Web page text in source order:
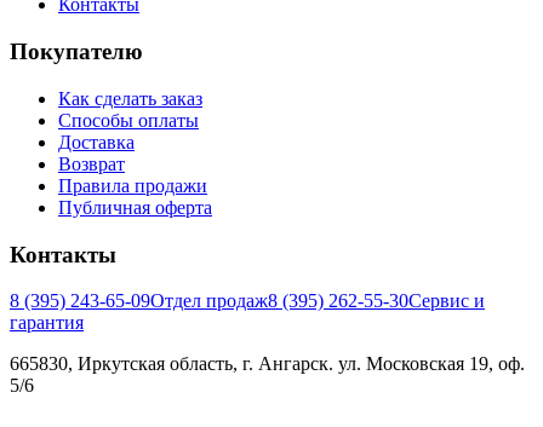
Контакты
Покупателю
Как сделать заказ
Способы оплаты
Доставка
Возврат
Правила продажи
Публичная оферта
Контакты
8 (395) 243-65-09Отдел продаж8 (395) 262-55-30Сервис и
гарантия
665830, Иркутская область, г. Ангарск. ул. Московская 19, оф.
5/6